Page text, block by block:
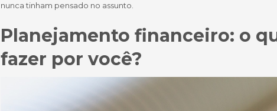
nunca tinham pensado no assunto.
Planejamento financeiro: o
fazer por você?